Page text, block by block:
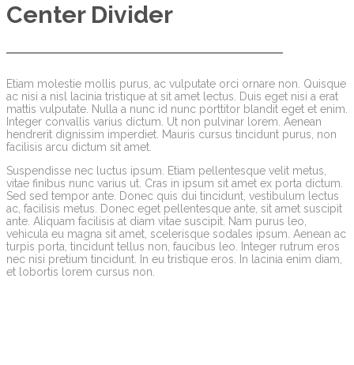
Center Divider
Etiam molestie mollis purus, ac vulputate orci ornare non. Quisque
ac nisi a nisl lacinia tristique at sit amet lectus. Duis eget nisi a erat
mattis vulputate. Nulla a nunc id nunc porttitor blandit eget et enim.
Integer convallis varius dictum. Ut non pulvinar lorem. Aenean
hendrerit dignissim imperdiet. Mauris cursus tincidunt purus, non
facilisis arcu dictum sit amet.
Suspendisse nec luctus ipsum. Etiam pellentesque velit metus,
vitae finibus nunc varius ut. Cras in ipsum sit amet ex porta dictum.
Sed sed tempor ante. Donec quis dui tincidunt, vestibulum lectus
ac, facilisis metus. Donec eget pellentesque ante, sit amet suscipit
ante. Aliquam facilisis at diam vitae suscipit. Nam purus leo,
vehicula eu magna sit amet, scelerisque sodales ipsum. Aenean ac
turpis porta, tincidunt tellus non, faucibus leo. Integer rutrum eros
nec nisi pretium tincidunt. In eu tristique eros. In lacinia enim diam,
et lobortis lorem cursus non.